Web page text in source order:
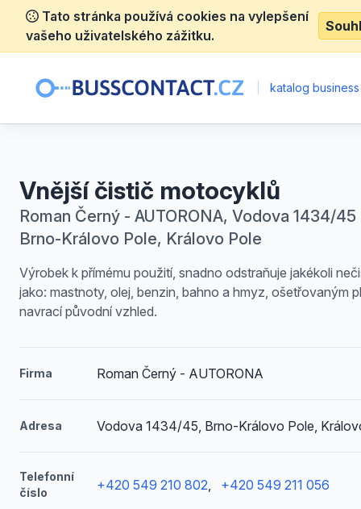
Tato stránka používá cookies na vylepšení
vašeho uživatelského zážitku.
katalog
Vnější čistič motocyklů
Roman Černý - AUTORONA, Vodova 1434/45
Brno-Královo Pole, Královo Pole
Výrobek k přímému použití, snadno odstraňuje jakékoli
jako: mastnoty, olej, benzin, bahno a hmyz, ošetřovaným
navrací původní vzhled.
Firma Roman Černý - AUTORONA
Adresa Vodova 1434/45, Brno-Královo Pole,
Telefonní
číslo
+420 549 210 802, +420 549 211 056